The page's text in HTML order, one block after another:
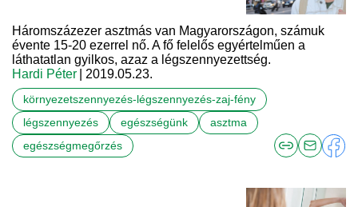
Háromszázezer asztmás van Magyarországon, számuk
évente 15-20 ezerrel nő. A fő felelős egyértelműen a
láthatatlan gyilkos, azaz a légszennyezettség.
Hardi Péter
| 2019.05.23.
környezetszennyezés-légszennyezés-zaj-fény
légszennyezés
egészségünk
asztma
egészségmegőrzés